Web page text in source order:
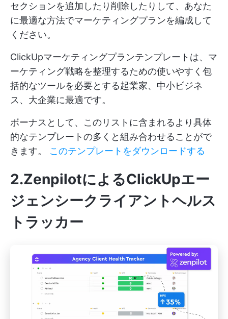
セクションを追加したり削除したりして、あなた
に最適な方法でマーケティングプランを編成して
ください。
ClickUpマーケティングプランテンプレートは、マ
ーケティング戦略を整理するための使いやすく包
括的なツールを必要とする起業家、中小ビジネ
ス、大企業に最適です。
ボーナスとして、このリストに含まれるより具体
的なテンプレートの多くと組み合わせることがで
きます。 このテンプレートをダウンロードする
2.ZenpilotによるClickUpエー
ジェンシークライアントヘルス
トラッカー